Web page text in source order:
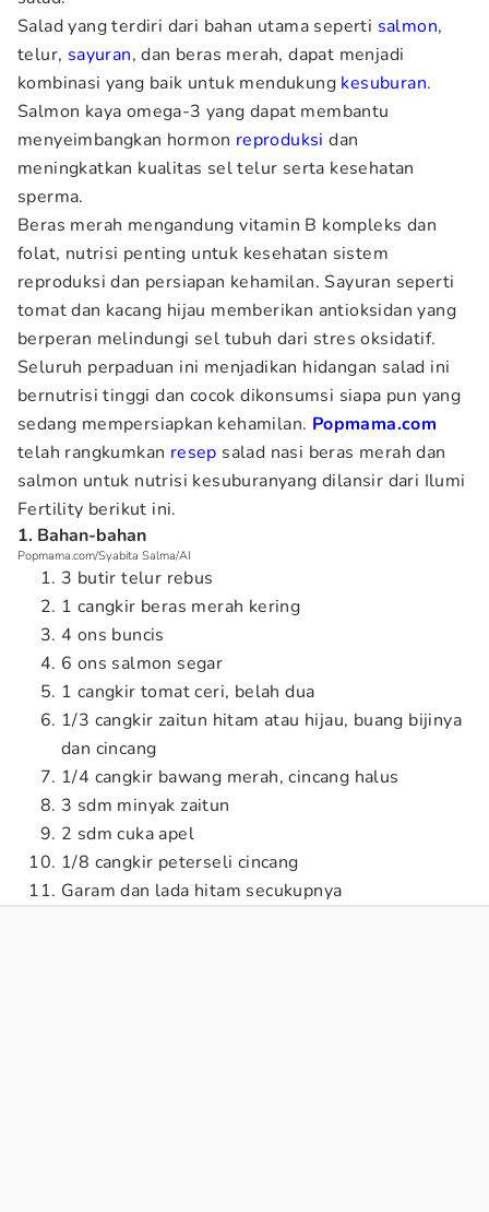
Salad yang terdiri dari bahan utama seperti salmon,
telur, sayuran, dan beras merah, dapat menjadi
kombinasi yang baik untuk mendukung kesuburan.
Salmon kaya omega-3 yang dapat membantu
menyeimbangkan hormon reproduksi dan
meningkatkan kualitas sel telur serta kesehatan
sperma.
Beras merah mengandung vitamin B kompleks dan
folat, nutrisi penting untuk kesehatan sistem
reproduksi dan persiapan kehamilan. Sayuran seperti
tomat dan kacang hijau memberikan antioksidan yang
berperan melindungi sel tubuh dari stres oksidatif.
Seluruh perpaduan ini menjadikan hidangan salad ini
bernutrisi tinggi dan cocok dikonsumsi siapa pun yang
sedang mempersiapkan kehamilan. Popmama.com
telah rangkumkan resep salad nasi beras merah dan
salmon untuk nutrisi kesuburanyang dilansir dari Ilumi
Fertility berikut ini.
1. Bahan-bahan
Popmama.com/Syabita Salma/AI
3 butir telur rebus
1 cangkir beras merah kering
4 ons buncis
6 ons salmon segar
1 cangkir tomat ceri, belah dua
1/3 cangkir zaitun hitam atau hijau, buang bijinya
dan cincang
1/4 cangkir bawang merah, cincang halus
3 sdm minyak zaitun
2 sdm cuka apel
1/8 cangkir peterseli cincang
Garam dan lada hitam secukupnya